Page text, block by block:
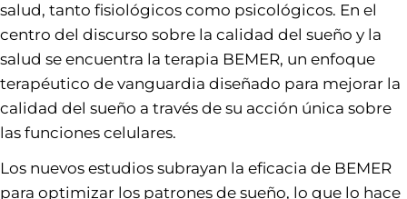
salud, tanto fisiológicos como psicológicos. En el
centro del discurso sobre la calidad del sueño y la
salud se encuentra la terapia BEMER, un enfoque
terapéutico de vanguardia diseñado para mejorar la
calidad del sueño a través de su acción única sobre
las funciones celulares.
Los nuevos estudios subrayan la eficacia de BEMER
para optimizar los patrones de sueño, lo que lo hace